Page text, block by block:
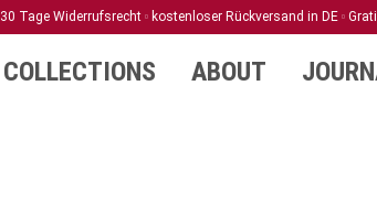
30 Tage Widerrufsrecht kostenloser Rückversand in DE
COLLECTIONS ABOUT